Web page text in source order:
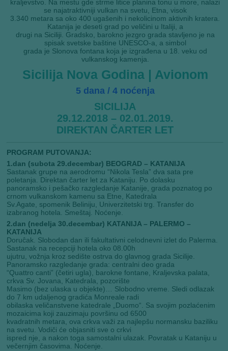
kraljevstvo. Na mestu gde strme litice planina tonu u more, nalazi
se najatraktivniji vulkan na svetu, Etna, visok
3.340 metara sa oko 400 ugašenih i nekolicinom aktivnih kratera.
Katanija je deseti grad po veličini u Italiji, a
drugi na Siciliji. Gradsko, barokno jezgro grada stavljeno je na
spisak svetske baštine UNESCO-a, a simbol
grada je Slonova fontana koja je izgrađena u 18. veku od
vulkanskog kamenja.
Sicilija Nova Godina | Avionom
5 dana / 4 noćenja
SICILIJA
29.12.2018 – 02.01.2019.
DIREKTAN ČARTER LET
PROGRAM PUTOVANJA:
1.dan (subota 29.decembar) BEOGRAD – KATANIJA
Sastanak grupe na aerodromu “Nikola Tesla” dva sata pre
poletanja. Direktan čarter let za Kataniju. Po dolasku
panoramsko i pešačko razgledanje Katanije, grada poznatog po
crnom vulkanskom kamenu sa Etne, Katedrala
Sv.Agate, spomenik Beliniju, Univerzitetski trg. Transfer do
izabranog hotela. Smeštaj. Noćenje.
2.dan (nedelja 30.decembar) KATANIJA – PALERMO –
KATANIJA
Doruĉak. Slobodan dan ili fakultativni celodnevni izlet do Palerma.
Sastanak na recepciji hotela oko 08.00h
ujutru, vožnja kroz sedište ostrva do glavnog grada Sicilije.
Panoramsko razgledanje grada: centralni deo grada
“Quattro canti” (četiri ugla), barokne fontane, Kraljevska palata,
crkva Sv. Jovana, Katedrala, pozorište
Masimo (bez ulaska u objekte)… Slobodno vreme. Sledi odlazak
do 7 km udaljenog gradića Monreale radi
obilaska veličanstvene katedrale „Duomo“. Sa svojim pozlaćenim
mozaicima koji zauzimaju površinu od 6500
kvadratnih metara, ova crkva važi za najlepšu normansku baziliku
na svetu. Vodiči će objasniti sve o crkvi
ispred nje, a nakon toga samostalni ulazak. Povratak u Kataniju u
večernjim časovima. Noćenje.